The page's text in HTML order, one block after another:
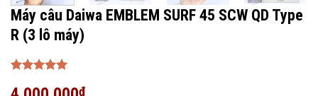
Máy câu Daiwa EMBLEM SURF 45 SCW QD Type
R (3 lô máy)
hạng55
₫